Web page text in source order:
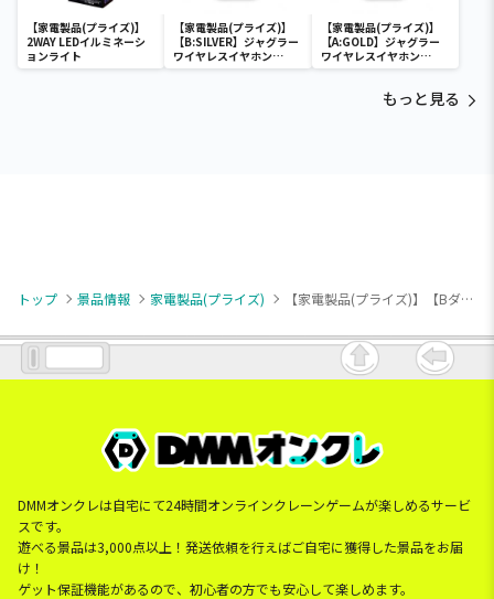
【家電製品(プライズ)】
2WAY LEDイルミネーシ
ョンライト
【家電製品(プライズ)】
【B:SILVER】ジャグラー
ワイヤレスイヤホン
2(GOLD&SILVER)
【家電製品(プライズ)】
【A:GOLD】ジャグラー
ワイヤレスイヤホン
2(GOLD&SILVER)
もっと見る
トップ 景品情報 家電製品(プライズ) 【家電製品(プライズ)】【Bダークブラウン】ウッドスピーカーFUGA 6
DMMオンクレは自宅にて24時間オンラインクレーンゲームが楽しめるサービ
スです。
遊べる景品は3,000点以上！発送依頼を行えばご自宅に獲得した景品をお届
け！
ゲット保証機能があるので、初心者の方でも安心して楽しめます。